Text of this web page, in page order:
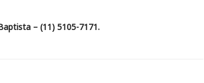
– (11) 5105-7171.